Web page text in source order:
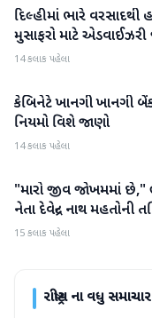
રાષ્ટ્રીય
દિલ્હીમાં ભારે વરસાદથી
મુસાફરો માટે એડવાઈઝરી
14 કલાક પહેલા
રાષ્ટ્રીય
કેબિનેટે ખાનગી ખાનગી
નિયમો વિશે જાણો
14 કલાક પહેલા
રાષ્ટ્રીય
"મારો જીવ જોખમમાં છે,"
નેતા દેવેન્દ્ર નાથ મહતોની
15 કલાક પહેલા
રાષ્ટ્રીયના વધુ સમાચાર